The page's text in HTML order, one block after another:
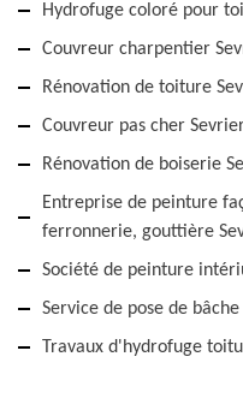
Hydrofuge coloré pour
Couvreur charpentier
Rénovation de toiture
Couvreur pas cher
Rénovation de boiserie
Entreprise de peinture
ferronnerie, gouttière
Société de peinture
Service de pose de
Travaux d'hydrofuge